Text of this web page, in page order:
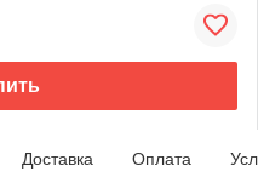
Доставка Оплата